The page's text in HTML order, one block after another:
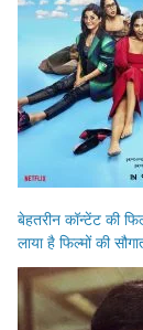
बेहतरीन कॉन्टेंट की
लाया है फिल्मों की